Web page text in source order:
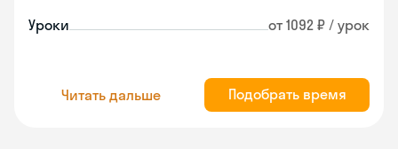
Уроки от 1092 ₽ / урок
Читать дальше Подобрать время